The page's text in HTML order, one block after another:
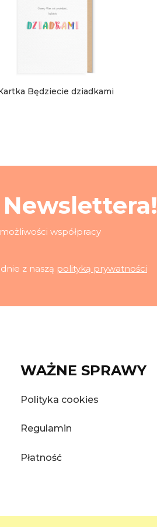
Będziecie dziadkami
współpracy
z naszą polityką prywatności
WAŻNE SPRAWY
Polityka cookies
Regulamin
Płatność